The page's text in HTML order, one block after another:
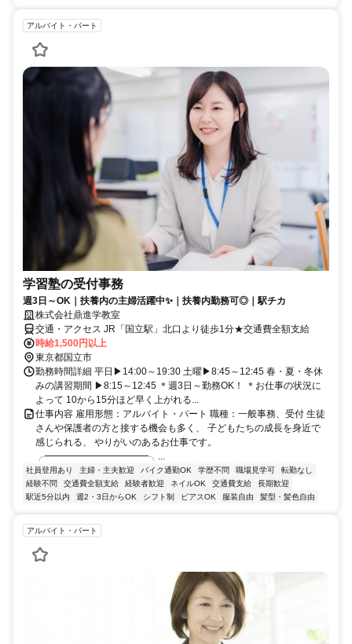
アルバイト・パート
学習塾の受付事務
週3日～OK｜扶養内の主婦活躍中✨｜扶養内勤務可◎｜駅チカ
株式会社鼎進学教室
交通・アクセス JR「国立駅」北口より徒歩1分★交通費全額支給
時給1,500円以上
東京都国立市
勤務時間詳細 平日▶14:00～19:30 土曜▶8:45～12:45 春・夏・冬休
みの講習期間 ▶8:15～12:45 ＊週3日～勤務OK！ ＊お仕事の状況に
よって 10から15分ほど早く上がれる...
仕事内容 雇用形態：アルバイト・パート 職種：一般事務、受付 生徒
さんや保護者の方と接する機会も多く、 子どもたちの成長を身近で
感じられる、 やりがいのあるお仕事です。
╭━━━━━━━━━━━╮...
社員登用あり 主婦・主夫歓迎 バイク通勤OK 学歴不問 職場見学可
転勤なし
経験不問
交通費全額支給 経験者歓迎 ネイルOK 交通費支給
長期歓迎
駅近5分以内
週2・3日からOK シフト制 ピアスOK 服装自由 髪型・髪色自由
アルバイト・パート